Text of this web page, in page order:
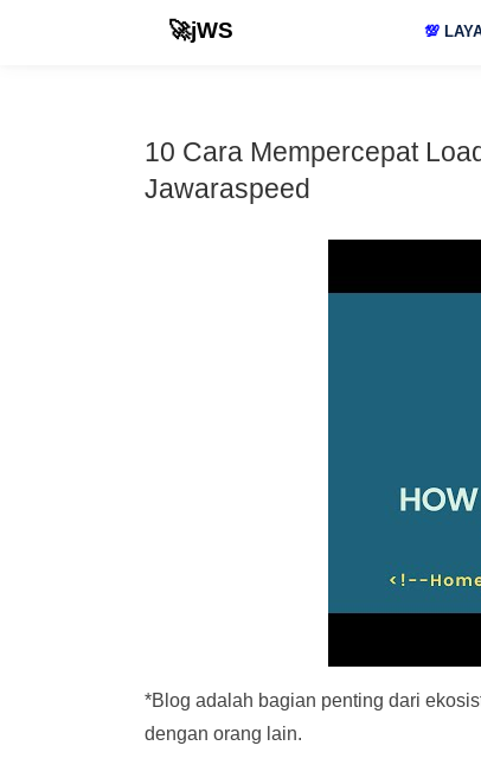
🚀jWS 💯
10 Cara Mempercepat
Jawaraspeed
*Blog adalah bagian penting dari
dengan orang lain.